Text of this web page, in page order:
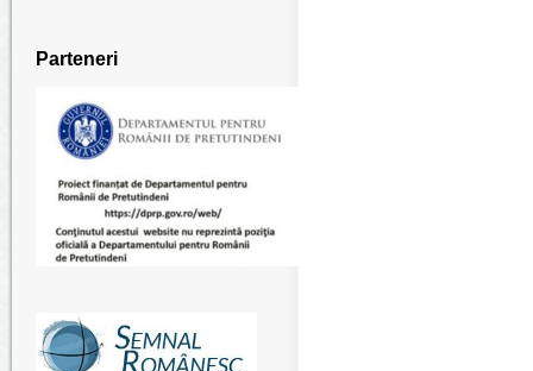
Parteneri